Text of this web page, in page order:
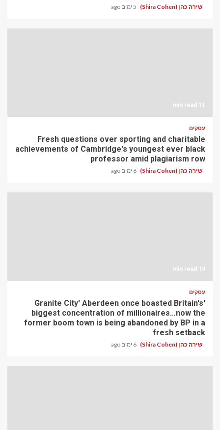
שירה כהן (Shira Cohen) 5 ימים ago
11 min read
עסקים
Fresh questions over sporting and charitable
achievements of Cambridge's youngest ever black
professor amid plagiarism row
שירה כהן (Shira Cohen) 6 ימים ago
10 min read
עסקים
'Granite City' Aberdeen once boasted Britain's
biggest concentration of millionaires…now the
former boom town is being abandoned by BP in a
fresh setback
שירה כהן (Shira Cohen) 6 ימים ago